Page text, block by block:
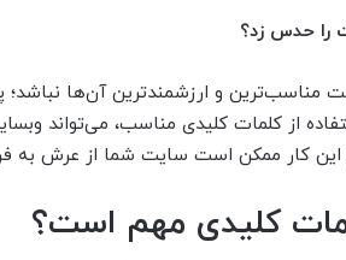
را حدس زد؟
مناسب‌ترین و ارزشمندترین آن‌ها
از کلمات کلیدی مناسب، می‌تواند
این کار ممکن است سایت شما از عرش به
کلیدی مهم است؟